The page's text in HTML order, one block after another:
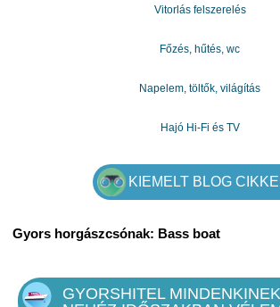
Vitorlás felszerelés
Főzés, hűtés, wc
Napelem, töltők, világítás
Hajó Hi-Fi és TV
KIEMELT BLOG
Gyors horgászcsónak: Bass boat
GYORSHITEL